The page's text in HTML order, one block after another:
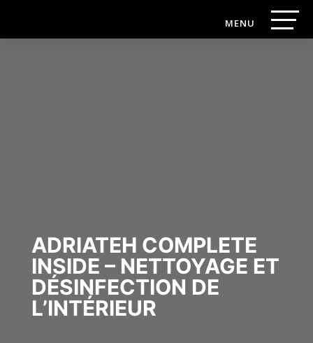
ADRIATEH COMPLETE
INSIDE – NETTOYAGE ET
DÉSINFECTION DE
L’INTÉRIEUR